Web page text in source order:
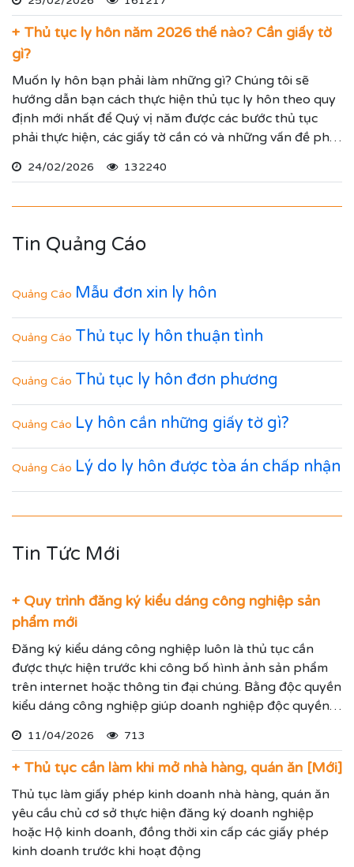
Nam theo quy định mới nhất trong nội dung dưới đây.
+ Thủ tục ly hôn năm 2026 thế nào? Cần giấy tờ
gì?
Muốn ly hôn bạn phải làm những gì? Chúng tôi sẽ
hướng dẫn bạn cách thực hiện thủ tục ly hôn theo quy
định mới nhất để Quý vị năm được các bước thủ tục
phải thực hiện, các giấy tờ cần có và những vấn đề phải
muốn chấm dứt.
24/02/2026 132240
Tin Quảng Cáo
Quảng Cáo Mẫu đơn xin ly hôn
Quảng Cáo Thủ tục ly hôn thuận tình
Quảng Cáo Thủ tục ly hôn đơn phương
Quảng Cáo Ly hôn cần những giấy tờ gì?
Quảng Cáo Lý do ly hôn được tòa án chấp nhận
Tin Tức Mới
+ Quy trình đăng ký kiểu dáng công nghiệp sản
phẩm mới
Đăng ký kiểu dáng công nghiệp luôn là thủ tục cần
được thực hiện trước khi công bố hình ảnh sản phẩm
trên internet hoặc thông tin đại chúng. Bằng độc quyền
kiểu dáng công nghiệp giúp doanh nghiệp độc quyền
hạn đến 15 năm.
11/04/2026 713
+ Thủ tục cần làm khi mở nhà hàng, quán ăn [Mới]
Thủ tục làm giấy phép kinh doanh nhà hàng, quán ăn
yêu cầu chủ cơ sở thực hiện đăng ký doanh nghiệp
hoặc Hộ kinh doanh, đồng thời xin cấp các giấy phép
kinh doanh trước khi hoạt động